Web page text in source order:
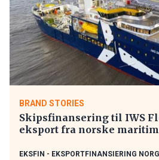
BRAND STORIES
Skipsfinansering til IWS
eksport fra norske
EKSFIN - EKSPORTFINANSIERING